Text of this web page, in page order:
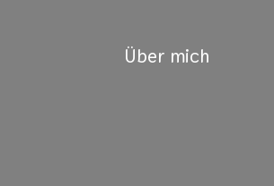
Über mich